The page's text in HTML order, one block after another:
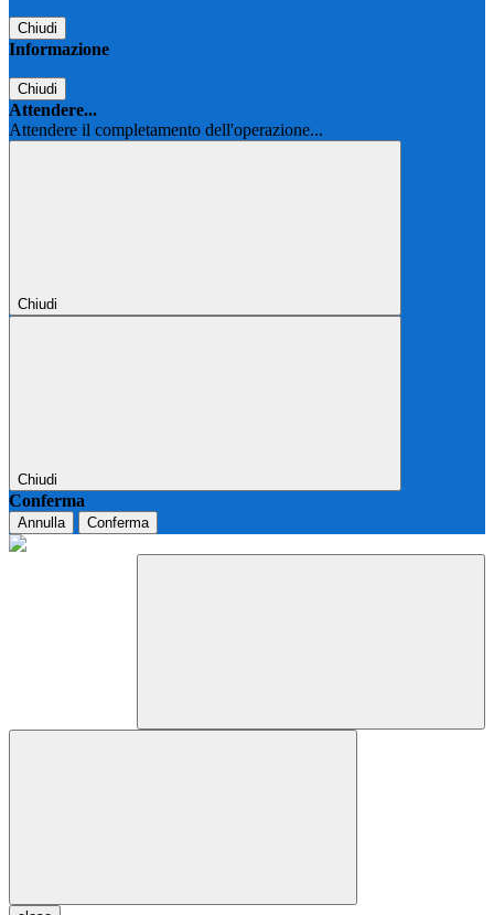
Chiudi
Informazione
Chiudi
Attendere...
Attendere il completamento dell'operazione...
Chiudi
Chiudi
Conferma
Annulla Conferma